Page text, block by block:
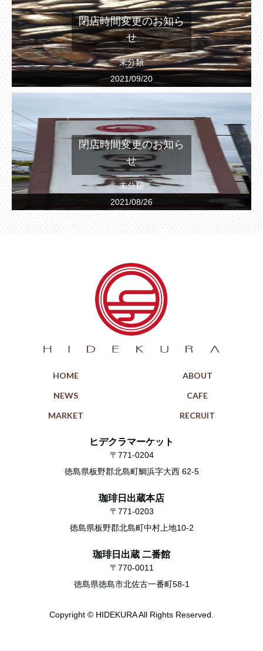
未分類
2021/09/20
閉店時間変更のお知ら
せ
未分類
2021/08/26
閉店時間変更のお知ら
せ
HOME
ABOUT
NEWS
CAFE
MARKET
RECRUIT
ヒデクラマーケット
〒771-0204
徳島県板野郡北島町鯛浜字大西 62-5
珈琲日出蔵本店
〒771-0203
徳島県板野郡北島町中村上地10-2
珈琲日出蔵 二番館
〒770-0011
徳島県徳島市北佐古一番町58-1
Copyright © HIDEKURA All Rights Reserved.